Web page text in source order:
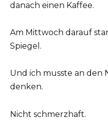
danach einen Kaffee.
Am Mittwoch darauf
Spiegel.
Und ich musste an den
denken.
Nicht schmerzhaft.